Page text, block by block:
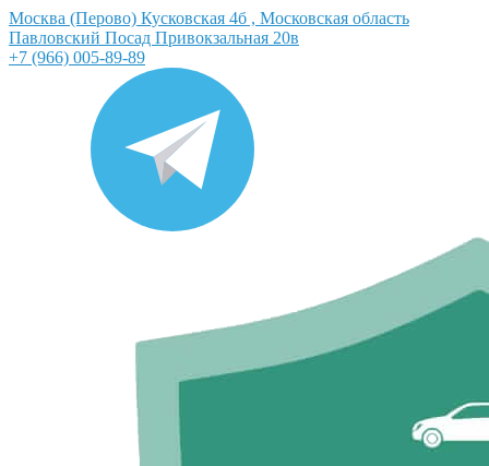
Москва (Перово) Кусковская 4б , Московская область
Павловский Посад Привокзальная 20в
+7 (966) 005-89-89